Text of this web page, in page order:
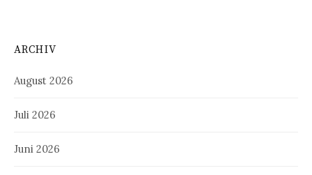
ARCHIV
August 2026
Juli 2026
Juni 2026